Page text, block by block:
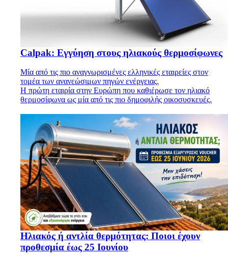
Calpak: Εγγύηση στους ηλιακούς θερμοσίφωνες
Μία από τις πιο αναγνωρισμένες ελληνικές εταιρείες στον
τομέα των ανανεώσιμων πηγών ενέργειας.
Η πρώτη εταιρία στην Ευρώπη που καθιέρωσε τον ηλιακό
θερμοσίφωνα ως μία από τις πιο δημοφιλής οικοσυσκευές.
Ηλιακός ή αντλία θερμότητας: Ποιοι έχουν
προθεσμία έως 25 Ιουνίου